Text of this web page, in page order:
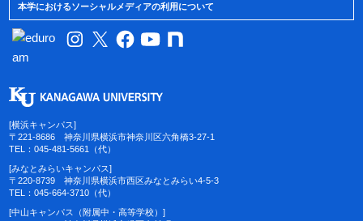
本学におけるソーシャルメディアの利用について
[横浜キャンパス]
〒221-8686 神奈川県横浜市神奈川区六角橋3-27-1
TEL：045-481-5661（代）
[みなとみらいキャンパス]
〒220-8739 神奈川県横浜市西区みなとみらい4-5-3
TEL：045-664-3710（代）
[中山キャンパス（附属中・高等学校）]